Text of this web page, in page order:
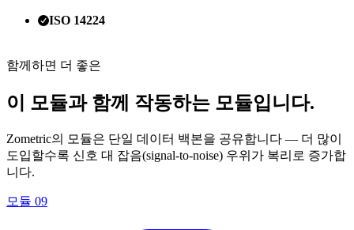
ISO 14224
함께하면 더 좋은
이 모듈과 함께 작동하는 모듈입니다.
Zometric의 모듈은 단일 데이터 백본을 공유합니다 — 더 많이
도입할수록 신호 대 잡음(signal-to-noise) 우위가 복리로 증가합
니다.
모듈 09